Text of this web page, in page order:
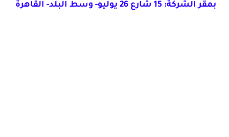
بمقر الشركة: 15 شارع 26 يوليو- وسط البلد- القاهرة